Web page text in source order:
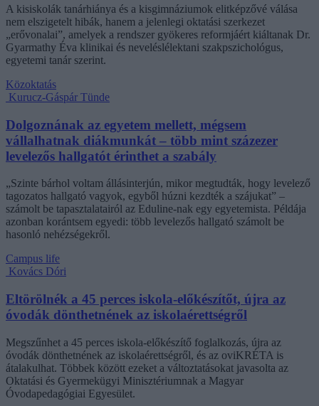
A kisiskolák tanárhiánya és a kisgimnáziumok elitképzővé válása
nem elszigetelt hibák, hanem a jelenlegi oktatási szerkezet
„erővonalai”, amelyek a rendszer gyökeres reformjáért kiáltanak Dr.
Gyarmathy Éva klinikai és neveléslélektani szakpszichológus,
egyetemi tanár szerint.
Közoktatás
Kurucz-Gáspár Tünde
Dolgoznának az egyetem mellett, mégsem
vállalhatnak diákmunkát – több mint százezer
levelezős hallgatót érinthet a szabály
„Szinte bárhol voltam állásinterjún, mikor megtudták, hogy levelező
tagozatos hallgató vagyok, egyből húzni kezdték a szájukat” –
számolt be tapasztalatairól az Eduline-nak egy egyetemista. Példája
azonban korántsem egyedi: több levelezős hallgató számolt be
hasonló nehézségekről.
Campus life
Kovács Dóri
Eltörölnék a 45 perces iskola-előkészítőt, újra az
óvodák dönthetnének az iskolaérettségről
Megszűnhet a 45 perces iskola-előkészítő foglalkozás, újra az
óvodák dönthetnének az iskolaérettségről, és az oviKRÉTA is
átalakulhat. Többek között ezeket a változtatásokat javasolta az
Oktatási és Gyermekügyi Minisztériumnak a Magyar
Óvodapedagógiai Egyesület.